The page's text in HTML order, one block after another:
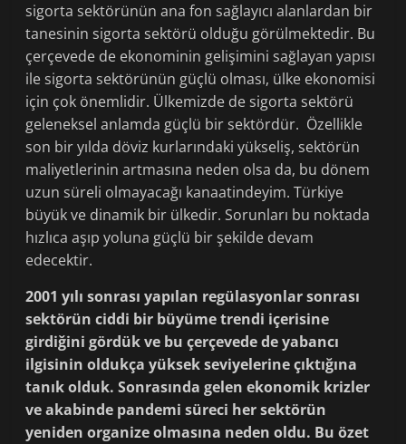
sigorta sektörünün ana fon sağlayıcı alanlardan bir
tanesinin sigorta sektörü olduğu görülmektedir. Bu
çerçevede de ekonominin gelişimini sağlayan yapısı
ile sigorta sektörünün güçlü olması, ülke ekonomisi
için çok önemlidir. Ülkemizde de sigorta sektörü
geleneksel anlamda güçlü bir sektördür. Özellikle
son bir yılda döviz kurlarındaki yükseliş, sektörün
maliyetlerinin artmasına neden olsa da, bu dönem
uzun süreli olmayacağı kanaatindeyim. Türkiye
büyük ve dinamik bir ülkedir. Sorunları bu noktada
hızlıca aşıp yoluna güçlü bir şekilde devam
edecektir.
2001 yılı sonrası yapılan regülasyonlar sonrası
sektörün ciddi bir büyüme trendi içerisine
girdiğini gördük ve bu çerçevede de yabancı
ilgisinin oldukça yüksek seviyelerine çıktığına
tanık olduk. Sonrasında gelen ekonomik krizler
ve akabinde pandemi süreci her sektörün
yeniden organize olmasına neden oldu. Bu özet